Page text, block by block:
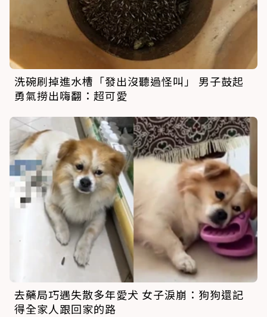
洗碗刷掉進水槽「發出沒聽過怪叫」 男子鼓起
勇氣撈出嗨翻：超可愛
去藥局巧遇失散多年愛犬 女子淚崩：狗狗還記
得全家人跟回家的路